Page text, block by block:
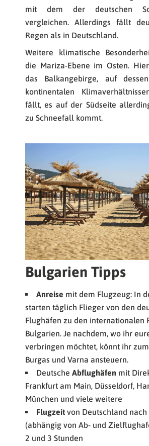
mit dem der deutschen
vergleichen. Allerdings fällt
Regen als in Deutschland.
Weitere klimatische
die Mariza-Ebene im Osten.
das Balkangebirge, auf
kontinentalen
fällt, es auf der Südseite
zu Schneefall kommt.
Bulgarien Tipps
Anreise mit dem Flugzeug: In
starten täglich Flieger von den
Flughäfen zu den internationalen
Bulgarien. Je nachdem, wo ihr
verbringen möchtet, könnt ihr
Burgas und Varna ansteuern.
Deutsche Abflughäfen mit
Frankfurt am Main, Düsseldorf,
München und viele weitere
Flugzeit von Deutschland
(abhängig von Ab- und
2 und 3 Stunden